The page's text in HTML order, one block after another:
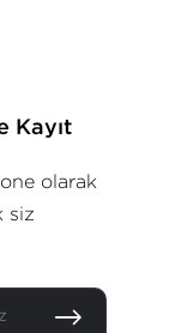
Kayıt
olarak
siz